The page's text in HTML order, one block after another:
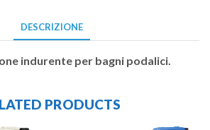
DESCRIZIONE
indurente per bagni podalici.
PRODUCTS